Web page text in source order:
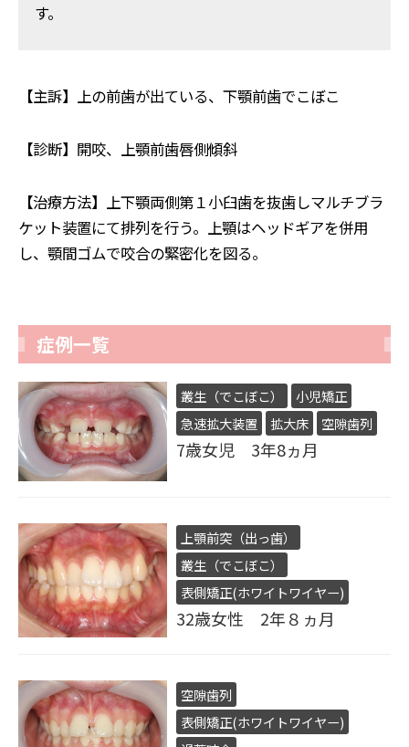
す。
【主訴】上の前歯が出ている、下顎前歯でこぼこ
【診断】開咬、上顎前歯唇側傾斜
【治療方法】上下顎両側第１小臼歯を抜歯しマルチブラ
ケット装置にて排列を行う。上顎はヘッドギアを併用
し、顎間ゴムで咬合の緊密化を図る。
症例一覧
叢生（でこぼこ）
小児矯正
急速拡大装置
拡大床 空隙歯列
7歳女児 3年8ヵ月
上顎前突（出っ歯）
叢生（でこぼこ）
表側矯正(ホワイトワイヤー)
32歳女性 2年８ヵ月
空隙歯列
表側矯正(ホワイトワイヤー)